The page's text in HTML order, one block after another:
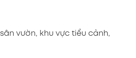
vườn, khu vực tiểu cảnh,